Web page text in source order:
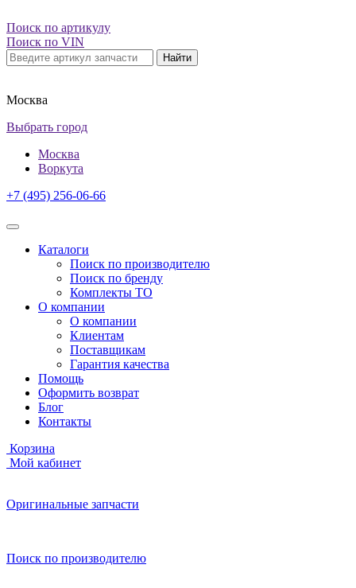
Поиск по артикулу
Поиск по VIN
Найти
Москва
Выбрать город
Москва
Воркута
+7 (495) 256-06-66
Каталоги
Поиск по производителю
Поиск по бренду
Комплекты ТО
О компании
О компании
Клиентам
Поставщикам
Гарантия качества
Помощь
Оформить возврат
Блог
Контакты
Корзина
Мой кабинет
Оригинальные запчасти
Поиск по производителю